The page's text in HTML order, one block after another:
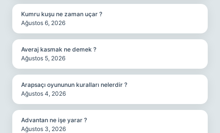
Kumru kuşu ne zaman uçar ?
Ağustos 6, 2026
Averaj kasmak ne demek ?
Ağustos 5, 2026
Arapsaçı oyununun kuralları nelerdir ?
Ağustos 4, 2026
Advantan ne işe yarar ?
Ağustos 3, 2026